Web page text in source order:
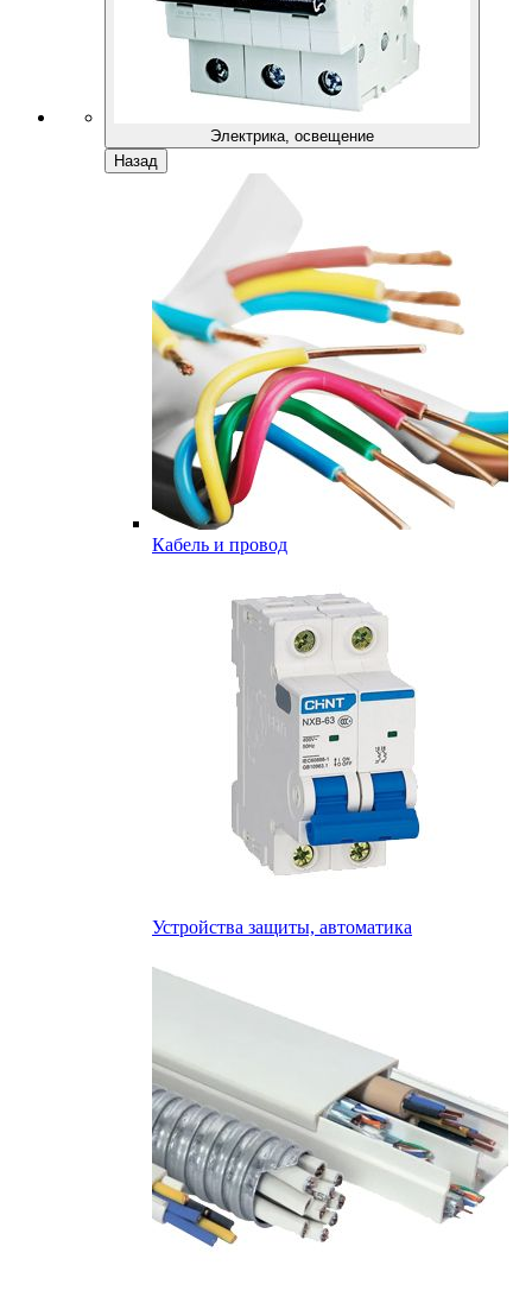
Электрика, освещение
Назад
Кабель и провод
Устройства защиты, автоматика